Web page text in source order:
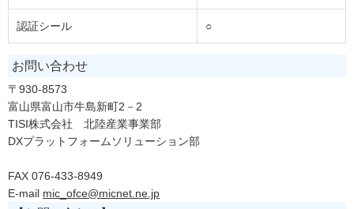
認証シール ○
お問い合わせ
〒930-8573
富山県富山市牛島新町2－2
TISI株式会社 北陸産業事業部
DXプラットフォームソリューション部
FAX 076-433-8949
E-mail mic_ofce@micnet.ne.jp